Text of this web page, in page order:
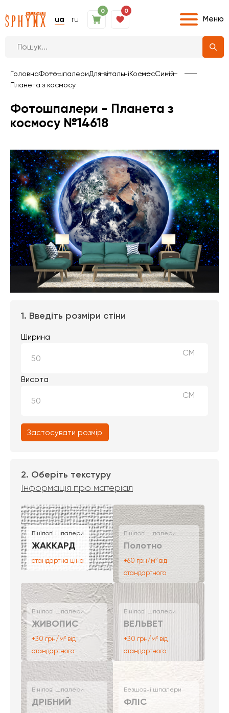
ua ru
0 0
Меню
ГоловнаФотошпалериДля вітальніКосмосСиній
Планета з космосу
Фотошпалери - Планета з
космосу №14618
1. Введіть розміри стіни
Ширина
СМ
Висота
СМ
Застосувати розмір
2. Оберіть текстуру
Інформація про матеріал
Вінілові шпалери
ЖАККАРД
стандартна ціна
Вінілові шпалери
Полотно
+60 грн/м² від
стандартного
Вінілові шпалери
ЖИВОПИС
+30 грн/м² від
стандартного
Вінілові шпалери
ВЕЛЬВЕТ
+30 грн/м² від
стандартного
Вінілові шпалери
ДРІБНИЙ
Безшовні шпалери
ФЛІС